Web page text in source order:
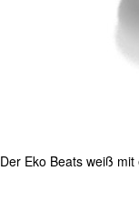
Der Eko Beats weiß